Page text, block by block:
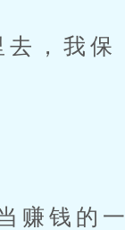
，我保
钱的一